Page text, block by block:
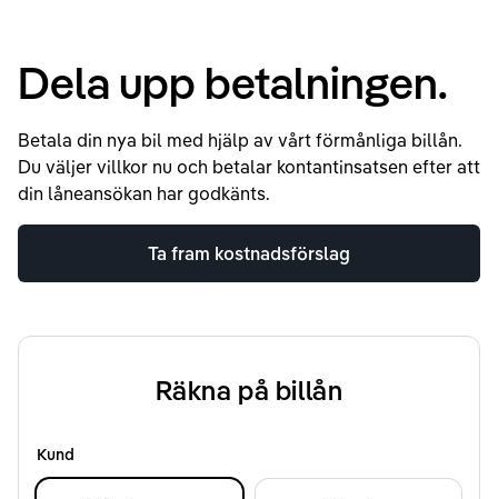
Dela upp betalningen.
Betala din nya bil med hjälp av vårt förmånliga billån.
Du väljer villkor nu och betalar kontantinsatsen efter att
din låneansökan har godkänts.
Ta fram kostnadsförslag
Räkna på billån
Kund